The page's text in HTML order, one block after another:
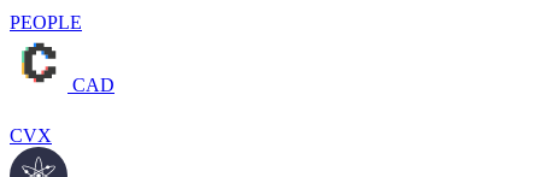
PEOPLE
CAD
CVX